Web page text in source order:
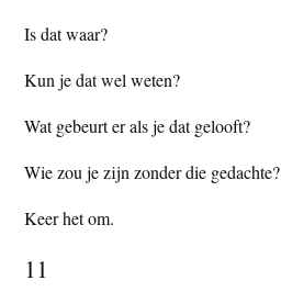
Is dat waar?
Kun je dat wel weten?
Wat gebeurt er als je dat gelooft?
Wie zou je zijn zonder die gedachte?
Keer het om.
11